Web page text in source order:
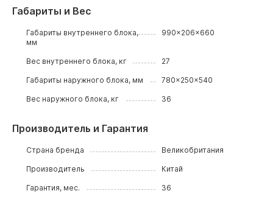
Габариты и Вес
Габариты внутреннего блока,
мм
990x206x660
Вес внутреннего блока, кг 27
Габариты наружного блока, мм 780x250x540
Вес наружного блока, кг 36
Производитель и Гарантия
Страна бренда Великобритания
Производитель Китай
Гарантия, мес. 36